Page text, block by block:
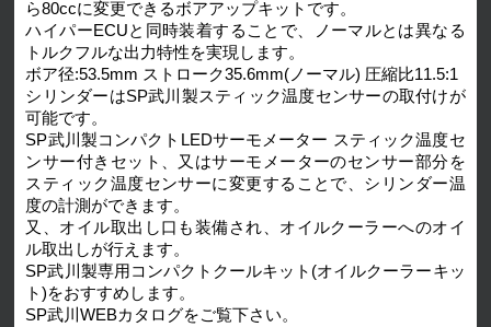
ら80ccに変更できるボアアップキットです。
ハイパーECUと同時装着することで、ノーマルとは異なる
トルクフルな出力特性を実現します。
ボア径:53.5mm ストローク35.6mm(ノーマル) 圧縮比11.5:1
シリンダーはSP武川製スティック温度センサーの取付けが
可能です。
SP武川製コンパクトLEDサーモメーター スティック温度セ
ンサー付きセット、又はサーモメーターのセンサー部分を
スティック温度センサーに変更することで、シリンダー温
度の計測ができます。
又、オイル取出し口も装備され、オイルクーラーへのオイ
ル取出しが行えます。
SP武川製専用コンパクトクールキット(オイルクーラーキッ
ト)をおすすめします。
SP武川WEBカタログをご覧下さい。